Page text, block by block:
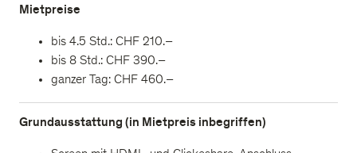
Mietpreise
bis 4.5 Std.: CHF 210.–
bis 8 Std.: CHF 390.–
ganzer Tag: CHF 460.–
Grundausstattung (in Mietpreis inbegriffen)